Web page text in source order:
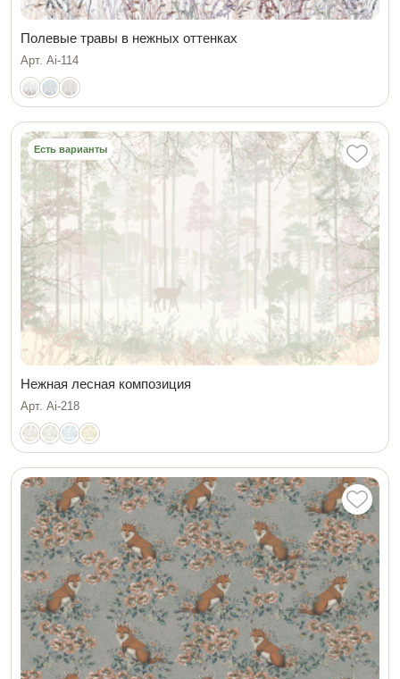
Полевые травы в нежных оттенках
Арт. Ai-114
Есть варианты
Нежная лесная композиция
Арт. Ai-218